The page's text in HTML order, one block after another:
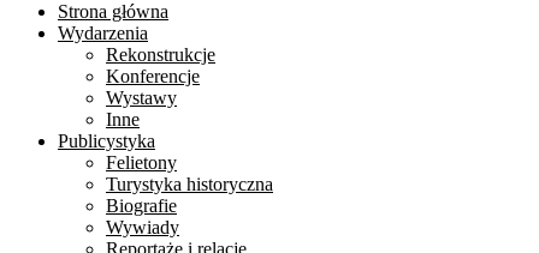
Strona główna
Wydarzenia
Rekonstrukcje
Konferencje
Wystawy
Inne
Publicystyka
Felietony
Turystyka historyczna
Biografie
Wywiady